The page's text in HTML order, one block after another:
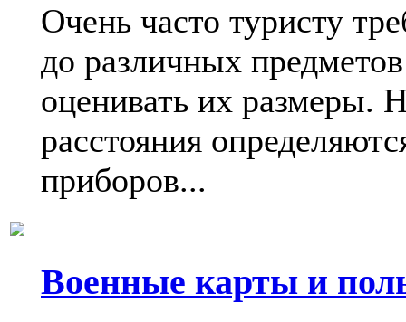
Очень часто туристу
до различных
оценивать их размеры.
расстояния
приборов...
Военные карты и